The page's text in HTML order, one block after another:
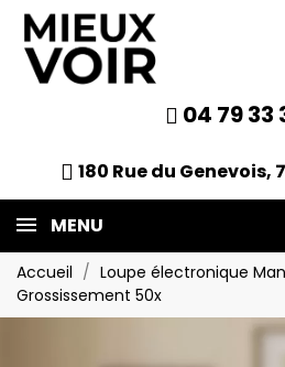
04 79 33
180 Rue du
MENU
Accueil
Loupe électronique
Grossissement 50x